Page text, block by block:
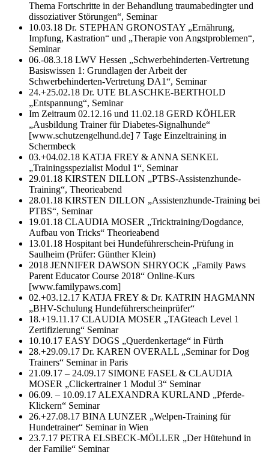
Thema Fortschritte in der Behandlung traumabedingter und
dissoziativer Störungen“, Seminar
10.03.18 Dr. STEPHAN GRONOSTAY „Ernährung,
Impfung, Kastration“ und „Therapie von Angstproblemen“,
Seminar
06.-08.3.18 LWV Hessen „Schwerbehinderten-Vertretung
Basiswissen 1: Grundlagen der Arbeit der
Schwerbehinderten-Vertretung DA1“, Seminar
24.+25.02.18 Dr. UTE BLASCHKE-BERTHOLD
„Entspannung“, Seminar
Im Zeitraum 02.12.16 und 11.02.18 GERD KÖHLER
„Ausbildung Trainer für Diabetes-Signalhunde“
[www.schutzengelhund.de] 7 Tage Einzeltraining in
Schermbeck
03.+04.02.18 KATJA FREY & ANNA SENKEL
„Trainingsspezialist Modul 1“, Seminar
29.01.18 KIRSTEN DILLON „PTBS-Assistenzhunde-
Training“, Theorieabend
28.01.18 KIRSTEN DILLON „Assistenzhunde-Training bei
PTBS“, Seminar
19.01.18 CLAUDIA MOSER „Tricktraining/Dogdance,
Aufbau von Tricks“ Theorieabend
13.01.18 Hospitant bei Hundeführerschein-Prüfung in
Saulheim (Prüfer: Günther Klein)
2018 JENNIFER DAWSON SHRYOCK „Family Paws
Parent Educator Course 2018“ Online-Kurs
[www.familypaws.com]
02.+03.12.17 KATJA FREY & Dr. KATRIN HAGMANN
„BHV-Schulung Hundeführerscheinprüfer“
18.+19.11.17 CLAUDIA MOSER „TAGteach Level 1
Zertifizierung“ Seminar
10.10.17 EASY DOGS „Querdenkertage“ in Fürth
28.+29.09.17 Dr. KAREN OVERALL „Seminar for Dog
Trainers“ Seminar in Paris
21.09.17 – 24.09.17 SIMONE FASEL & CLAUDIA
MOSER „Clickertrainer 1 Modul 3“ Seminar
06.09. – 10.09.17 ALEXANDRA KURLAND „Pferde-
Klickern“ Seminar
26.+27.08.17 BINA LUNZER „Welpen-Training für
Hundetrainer“ Seminar in Wien
23.7.17 PETRA ELSBECK-MÖLLER „Der Hütehund in
der Familie“ Seminar